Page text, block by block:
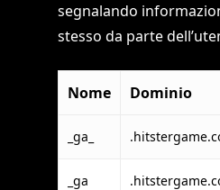
segnalando
stesso da parte
Nome Dominio
_ga_
_ga